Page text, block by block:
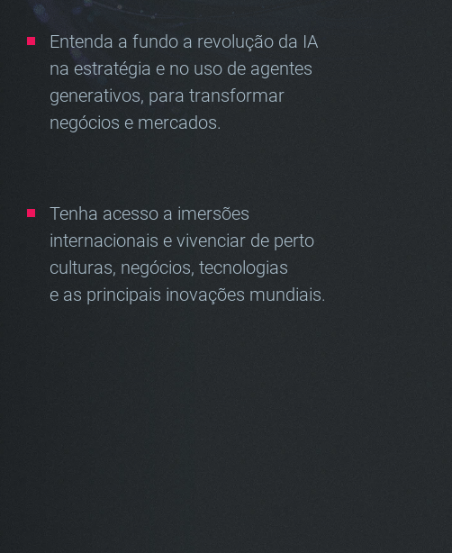
Entenda a fundo a revolução da IA
na estratégia e no uso de agentes
generativos, para transformar
negócios e mercados.
Tenha acesso a imersões
internacionais e vivenciar de perto
culturas, negócios, tecnologias
e as principais inovações mundiais.